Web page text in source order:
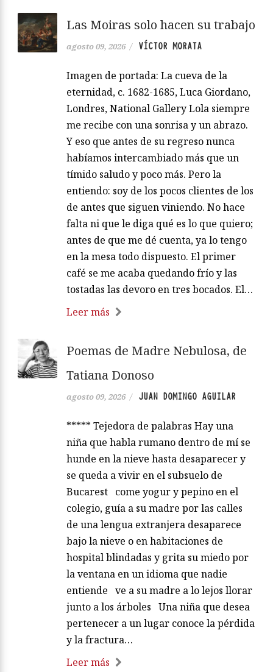
Las Moiras solo hacen su trabajo
agosto 09, 2026 / VÍCTOR MORATA
Imagen de portada: La cueva de la
eternidad, c. 1682-1685, Luca Giordano,
Londres, National Gallery Lola siempre
me recibe con una sonrisa y un abrazo.
Y eso que antes de su regreso nunca
habíamos intercambiado más que un
tímido saludo y poco más. Pero la
entiendo: soy de los pocos clientes de los
de antes que siguen viniendo. No hace
falta ni que le diga qué es lo que quiero;
antes de que me dé cuenta, ya lo tengo
en la mesa todo dispuesto. El primer
café se me acaba quedando frío y las
tostadas las devoro en tres bocados. El…
Leer más
Poemas de Madre Nebulosa, de
Tatiana Donoso
agosto 09, 2026 / JUAN DOMINGO AGUILAR
***** Tejedora de palabras Hay una
niña que habla rumano dentro de mí se
hunde en la nieve hasta desaparecer y
se queda a vivir en el subsuelo de
Bucarest come yogur y pepino en el
colegio, guía a su madre por las calles
de una lengua extranjera desaparece
bajo la nieve o en habitaciones de
hospital blindadas y grita su miedo por
la ventana en un idioma que nadie
entiende ve a su madre a lo lejos llorar
junto a los árboles Una niña que desea
pertenecer a un lugar conoce la pérdida
y la fractura…
Leer más